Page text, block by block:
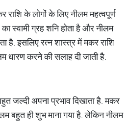
राशि के लोगों के लिए नीलम महत्वपूर्ण
का स्वामी ग्रह शनि होता है और नीलम
है. इसलिए रत्न शास्त्र में मकर राशि
धारण करने की सलाह दी जाती है.
जल्दी अपना प्रभाव दिखाता है. मकर
बहुत ही शुभ माना गया है. लेकिन नीलम